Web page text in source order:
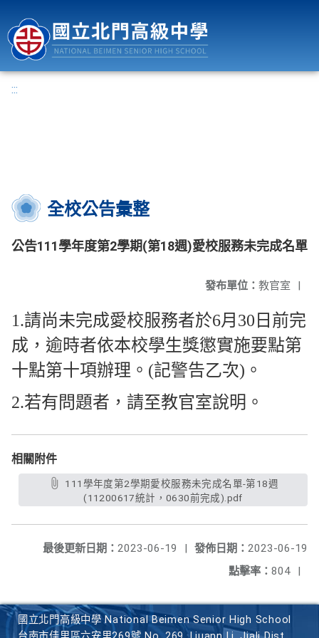
:::
全校公告彙整
公告111學年度第2學期(第18週)愛校服務未完成名單
發布單位： 教官室 |
1.請尚未完成愛校服務者於6月30日前完
成，逾時者依本校學生獎懲實施要點第
十點第十項辦理。(記警告乙次)。
2.若有問題者，請至教官室說明。
相關附件
(11200617統計，0630前完成).pdf
發佈日期： 2023-06-19
最後更新日期： 2023-06-19
|
點擊率： 804 |
國立北門高級中學 National Beimen Senior High School